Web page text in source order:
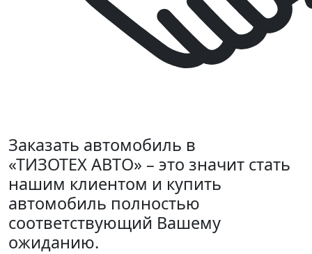
Заказать автомобиль в
«ТИЗОТЕХ АВТО» – это значит стать
нашим клиентом и купить
автомобиль полностью
соответствующий Вашему
ожиданию.